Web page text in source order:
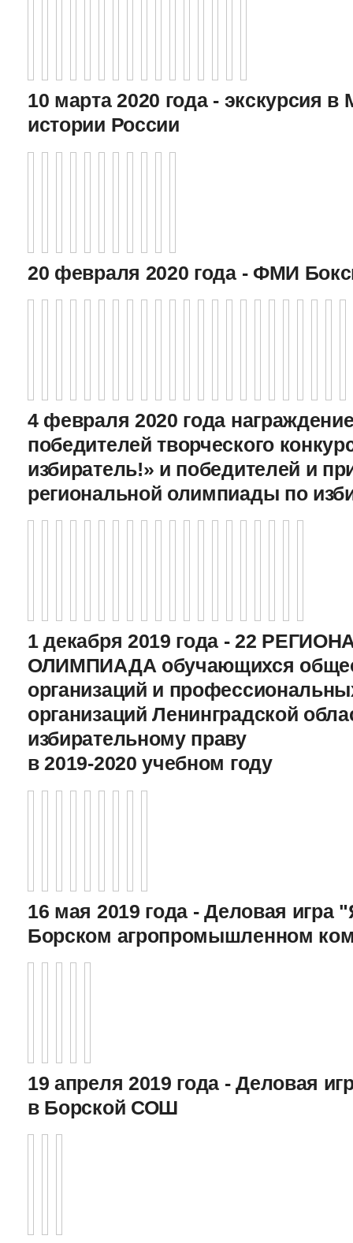
10 марта 2020 года - экскурсия в
истории России
20 февраля 2020 года - ФМИ
4 февраля 2020 года
победителей творческого
избиратель!» и победителей и
региональной олимпиады по
1 декабря 2019 года - 22
ОЛИМПИАДА обучающихся
организаций и
организаций Ленинградской
избирательному праву
в 2019-2020 учебном году
16 мая 2019 года - Деловая игра
Борском агропромышленном
19 апреля 2019 года - Деловая
в Борской СОШ